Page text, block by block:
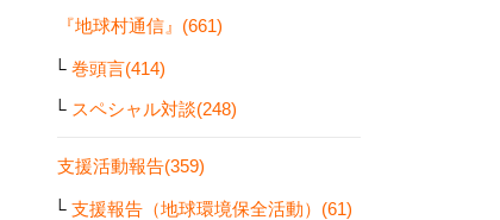
『地球村通信』(661)
巻頭言(414)
スペシャル対談(248)
支援活動報告(359)
支援報告（地球環境保全活動）(61)